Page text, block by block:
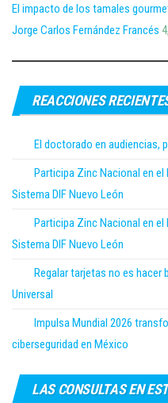
El impacto de los tamales
Jorge Carlos Fernández Francés
REACCIONES
El doctorado en audiencias,
Participa Zinc Nacional en el
Sistema DIF Nuevo León
Participa Zinc Nacional en el
Sistema DIF Nuevo León
Regalar tarjetas no es hacer
Universal
Impulsa Mundial 2026
ciberseguridad en México
LAS CONSULTAS EN